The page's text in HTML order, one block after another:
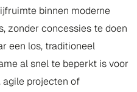
binnen moderne
zonder concessies te doen
een los, traditioneel
al snel te beperkt is voor
agile projecten of